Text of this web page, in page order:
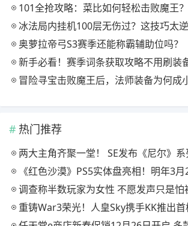
101全抢攻略：菜比如何轻松击败魔王？
冰法局内挂机100层无伤过？这技巧太逆
奥萝拉帝弓S3赛季还能称霸辅助位吗？
新手必看！赛季词条获取攻略不用刷装
冒险寻宝击败魔王后，法师装备为何成
热门推荐
两大主角齐聚一堂！ SE发布《尼尔》系列15
《红色沙漠》PS5实体盘亮相！明年3
调查称半数玩家为女性 不愿发声只是怕
重铸War3荣光！人皇Sky携手KK推出首档电竞真人秀